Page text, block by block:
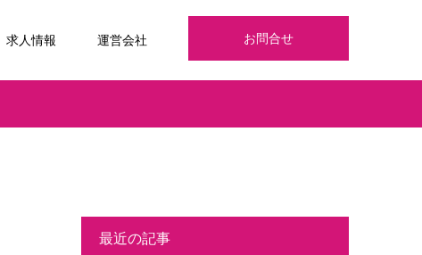
お問合せ
求人情報 運営会社
最近の記事